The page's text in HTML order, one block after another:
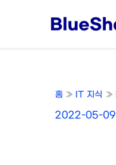
홈 IT 지식
2022-05-09